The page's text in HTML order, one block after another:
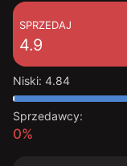
SPRZEDAJ
4.9
Niski: 4.84
Sprzedawcy:
0%